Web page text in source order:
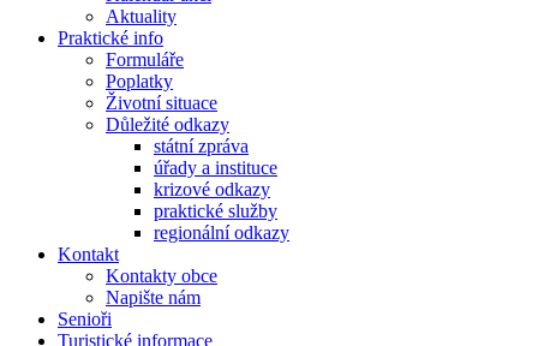
Aktuality
Praktické info
Formuláře
Poplatky
Životní situace
Důležité odkazy
státní zpráva
úřady a instituce
krizové odkazy
praktické služby
regionální odkazy
Kontakt
Kontakty obce
Napište nám
Senioři
Turistické informace